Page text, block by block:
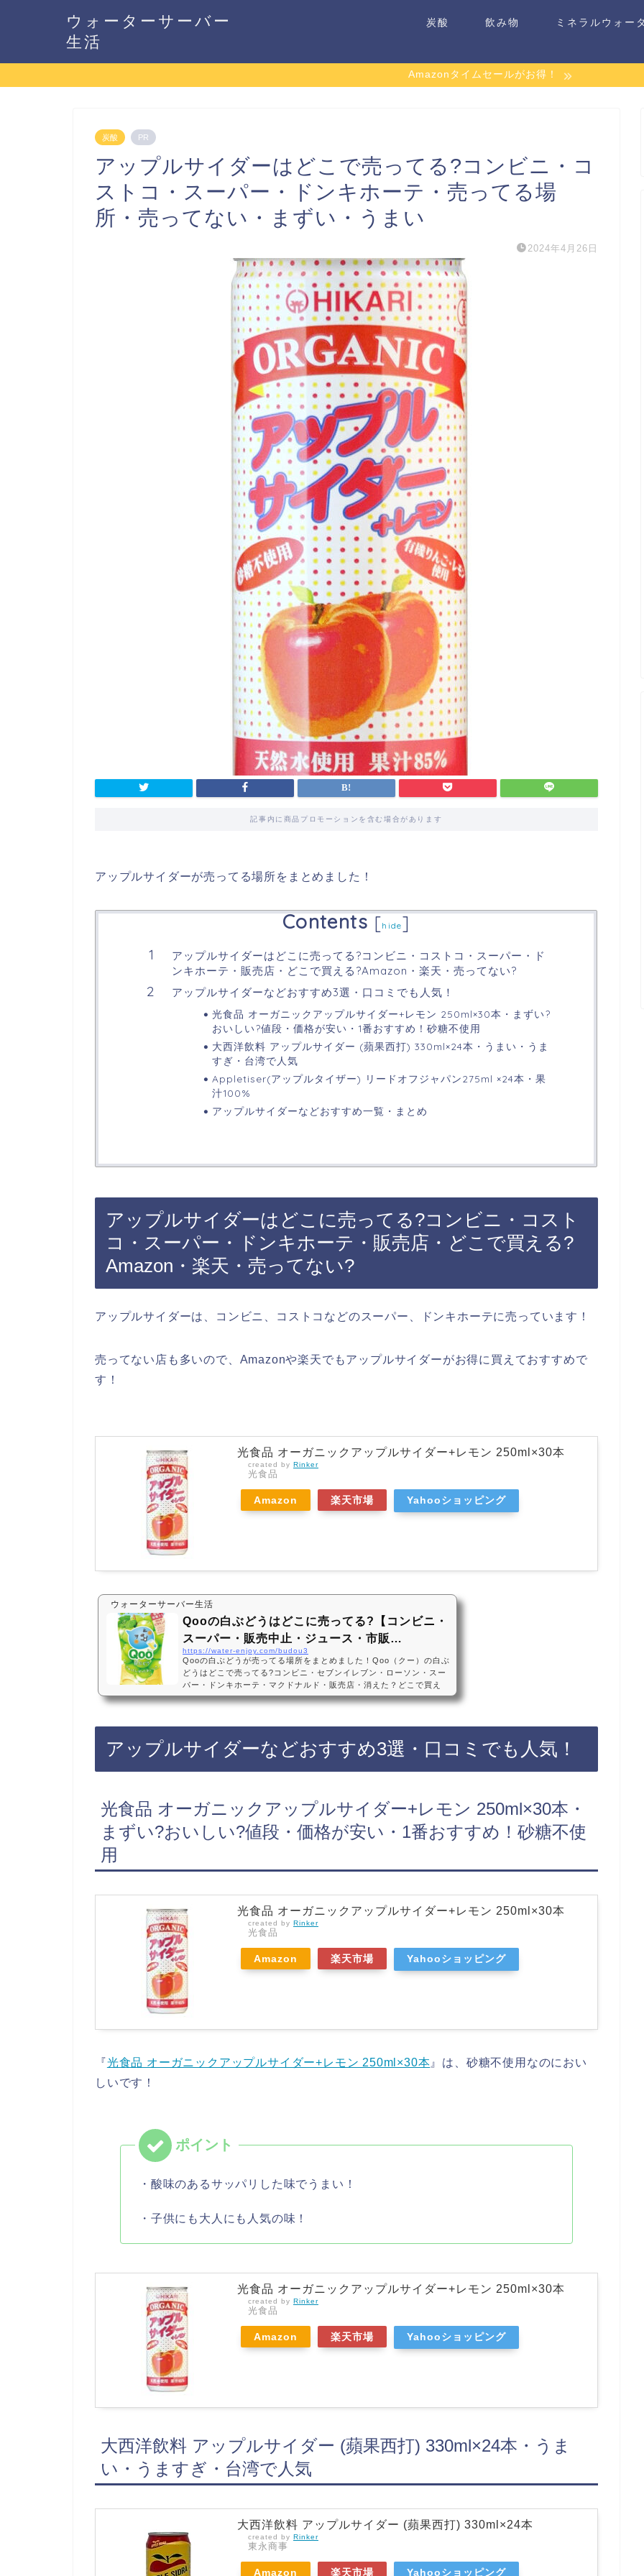
ウォーターサーバー
生活
炭酸 飲み物 ミネラルウォー
Amazonタイムセールがお得！
炭酸 PR
アップルサイダーはどこで売ってる?コンビニ・コ
ストコ・スーパー・ドンキホーテ・売ってる場
所・売ってない・まずい・うまい
2024年4月26日
記事内に商品プロモーションを含む場合があります
アップルサイダーが売ってる場所をまとめました！
Contents [hide]
アップルサイダーはどこに売ってる?コンビニ・コストコ・スーパー・ド
ンキホーテ・販売店・どこで買える?Amazon・楽天・売ってない?
アップルサイダーなどおすすめ3選・口コミでも人気！
光食品 オーガニックアップルサイダー+レモン 250ml×30本・まずい?
おいしい?値段・価格が安い・1番おすすめ！砂糖不使用
大西洋飲料 アップルサイダー (蘋果西打) 330ml×24本・うまい・うま
すぎ・台湾で人気
Appletiser(アップルタイザー) リードオフジャパン275ml ×24本・果
汁100%
アップルサイダーなどおすすめ一覧・まとめ
アップルサイダーはどこに売ってる?コンビニ・コスト
コ・スーパー・ドンキホーテ・販売店・どこで買える?
Amazon・楽天・売ってない?
アップルサイダーは、コンビニ、コストコなどのスーパー、ドンキホーテに売っています！
売ってない店も多いので、Amazonや楽天でもアップルサイダーがお得に買えておすすめで
す！
光食品 オーガニックアップルサイダー+レモン 250ml×30本
created by Rinker
光食品
Amazon 楽天市場 Yahooショッピング
ウォーターサーバー生活
Qooの白ぶどうはどこに売ってる?【コンビニ・
スーパー・販売中止・ジュース・市販…
https://water-enjoy.com/budou3
Qooの白ぶどうが売ってる場所をまとめました！Qoo（クー）の白ぶ
どうはどこで売ってる?コンビニ・セブンイレブン・ローソン・スー
パー・ドンキホーテ・マクドナルド・販売店・消えた？どこで買え
る?通販・Amazon・楽天・販売中止?売ってない?2024年2月12日か
Amazonや楽天でもQoo（クー）の白ぶどうがお得に買えておすすめ
です！Qooの白ぶ…
アップルサイダーなどおすすめ3選・口コミでも人気！
光食品 オーガニックアップルサイダー+レモン 250ml×30本・
まずい?おいしい?値段・価格が安い・1番おすすめ！砂糖不使
用
光食品 オーガニックアップルサイダー+レモン 250ml×30本
created by Rinker
光食品
Amazon 楽天市場 Yahooショッピング
『光食品 オーガニックアップルサイダー+レモン 250ml×30本 』は、砂糖不使用なのにおい
しいです！
・酸味のあるサッパリした味でうまい！
・子供にも大人にも人気の味！
光食品 オーガニックアップルサイダー+レモン 250ml×30本
created by Rinker
光食品
Amazon 楽天市場 Yahooショッピング
大西洋飲料 アップルサイダー (蘋果西打) 330ml×24本・うま
い・うますぎ・台湾で人気
大西洋飲料 アップルサイダー (蘋果西打) 330ml×24本
created by Rinker
東永商事
Amazon 楽天市場 Yahooショッピング